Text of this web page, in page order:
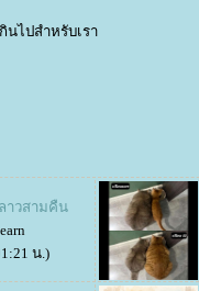
ไปสำหรับเรา
าวสามคืน
น.)